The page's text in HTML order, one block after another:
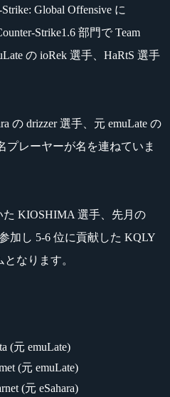
Global Offensive に
Strike1.6 部門で Team
の ioRek 選手、HaRtS 選手
の drizzer 選手、元 emuLate の
プレーヤーが名を連ねていま
た KIOSHIMA 選手、先月の
加し 5-6 位に貢献した KQLY
なります。
(元 emuLate)
(元 emuLate)
(元 eSahara)